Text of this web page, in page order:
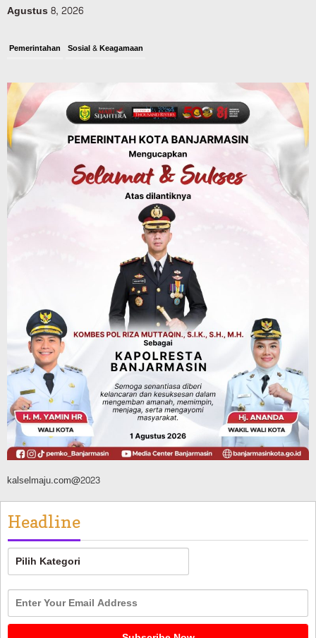
Agustus 8, 2026
Pemerintahan Sosial & Keagamaan
Digital, Target 30 Persen IKD Masih
Jauh, Komisi II DPR Turun Tangan
Agustus 7, 2026
Dinas PUPR Kalsel Headline Pembangunan
Jalan Veteran Km 5,5 Sungai Lulut
Dibuka Pasca Retak dan Amblas,
Angkutan Bertonase 6 Ton Lebih Tak
Diperbolehkan Melintas
Headline
Panaskan Kembali Arena Panjat Tebing,
FPTI Banjarmasin Siapkan Sirkuit se-
Kalsel
Agustus 8, 2026
kalselmaju.com@2023
Headline
Headline